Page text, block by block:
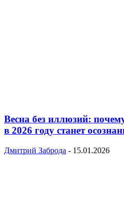
Весна без иллюзий:
в 2026 году станет
Дмитрий Заброда - 15.01.2026